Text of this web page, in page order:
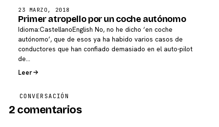
23 MARZO, 2018
Primer atropello por un coche autónomo
Idioma:CastellanoEnglish No, no he dicho ‘en coche
autónomo’, que de esos ya ha habido varios casos de
conductores que han confiado demasiado en el auto-pilot
de…
Leer
CONVERSACIÓN
2 comentarios